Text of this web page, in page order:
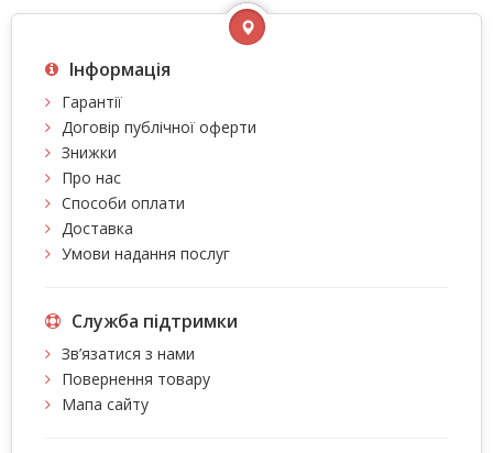
Інформація
Гарантії
Договір публічної оферти
Знижки
Про нас
Способи оплати
Доставка
Умови надання послуг
Служба підтримки
Зв’язатися з нами
Повернення товару
Мапа сайту